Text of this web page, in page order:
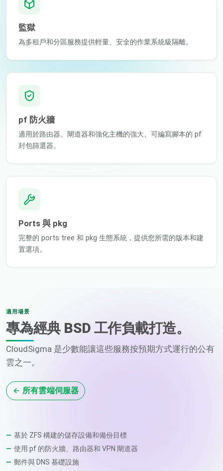
監獄
為多租戶和分區服務提供輕量、安全的作業系統級隔離。
pf 防火牆
適用於路由器、閘道器和強化主機的強大、可編寫腳本的 pf
封包篩選器。
Ports 與 pkg
完整的 ports tree 和 pkg 生態系統，提供您所需的版本和建
置選項。
適用場景
專為經典 BSD 工作負載打造。
CloudSigma 是少數能讓這些服務按預期方式運行的公有
雲之一。
所有雲端伺服器
基於 ZFS 構建的儲存設備和備份目標
使用 pf 的防火牆、路由器和 VPN 閘道器
郵件與 DNS 基礎設施